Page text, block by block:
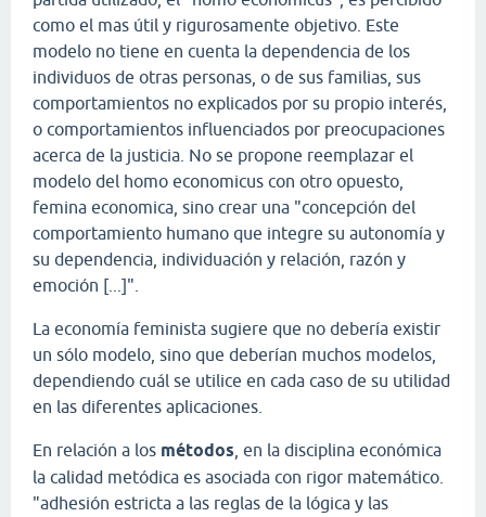
como el mas útil y rigurosamente objetivo. Este
modelo no tiene en cuenta la dependencia de los
individuos de otras personas, o de sus familias, sus
comportamientos no explicados por su propio interés,
o comportamientos influenciados por preocupaciones
acerca de la justicia. No se propone reemplazar el
modelo del homo economicus con otro opuesto,
femina economica, sino crear una "concepción del
comportamiento humano que integre su autonomía y
su dependencia, individuación y relación, razón y
emoción [...]".
La economía feminista sugiere que no debería existir
un sólo modelo, sino que deberían muchos modelos,
dependiendo cuál se utilice en cada caso de su utilidad
en las diferentes aplicaciones.
En relación a los métodos , en la disciplina económica
la calidad metódica es asociada con rigor matemático.
"adhesión estricta a las reglas de la lógica y las